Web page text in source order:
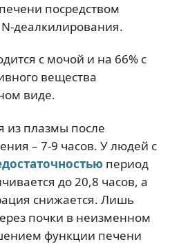
посредством
деалкилирования.
с мочой и на 66% с
вещества
виде.
из плазмы после
– 7-9 часов. У людей с
период
до 20,8 часов, а
снижается. Лишь
почки в неизменном
функции печени